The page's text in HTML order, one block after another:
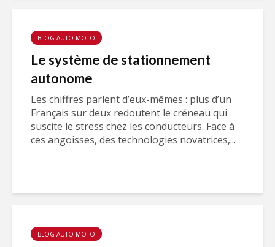
BLOG AUTO-MOTO
Le système de stationnement
autonome
Les chiffres parlent d’eux-mêmes : plus d’un
Français sur deux redoutent le créneau qui
suscite le stress chez les conducteurs. Face à
ces angoisses, des technologies novatrices,...
BLOG AUTO-MOTO